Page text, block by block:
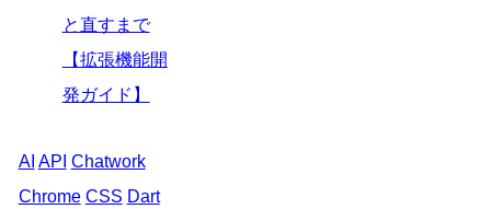
と直すまで
【拡張機能開
発ガイド】
AI API Chatwork
Chrome CSS Dart